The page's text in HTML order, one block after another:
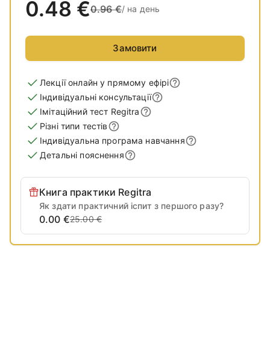
0.48 €0.96€/ на день
Замовити
Лекції онлайн у прямому ефірі
Індивідуальні консультації
Імітаційний тест Regitra
Різні типи тестів
Індивідуальна програма навчання
Детальні пояснення
Книга практики Regitra
Як здати практичний іспит з першого разу?
0.00 €25.00 €